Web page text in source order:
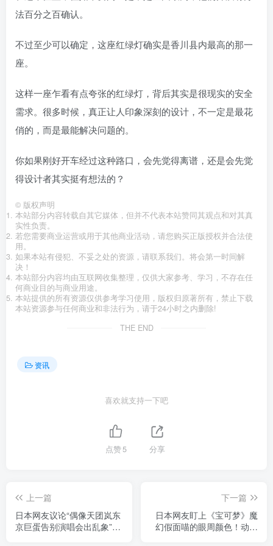
法百分之百确认。
不过至少可以确定，这座红绿灯确实是香川县内最高的那一
座。
这样一座乍看有点夸张的红绿灯，背后其实是很现实的安全
需求。很多时候，真正让人印象深刻的设计，不一定是最花
俏的，而是最能解决问题的。
你如果刚好开车经过这种路口，会先觉得离谱，还是会先觉
得设计者其实挺有想法的？
© 版权声明
本站部分内容转载自其它媒体，但并不代表本站赞同其观点和对其真
实性负责。
若您需要商业运营或用于其他商业活动，请您购买正版授权并合法使
用。
如果本站有侵犯、不妥之处的资源，请联系我们。将会第一时间解
决！
本站部分内容均由互联网收集整理，仅供大家参考、学习，不存在任
何商业目的与商业用途。
本站提供的所有资源仅供参考学习使用，版权归原著所有，禁止下载
本站资源参与任何商业和非法行为，请于24小时之内删除!
THE END
资讯
喜欢就支持一下吧
点赞5 分享
上一篇
日本网友议论“偶像天团岚东
京巨蛋告别演唱会出乱象”，
下一篇
日本网友盯上《宝可梦》魔
幻假面喵的眼周颜色！动画